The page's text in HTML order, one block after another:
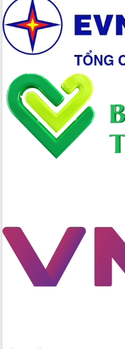
Tập huấn nâng cao năng lực triển khai
chuyển đổi số cho cán bộ, công chức
cấp xã
Đắk Lắk phát động hưởng ứng Ngày
Quyền của người tiêu dùng Việt Nam
2026
Đẩy mạnh cải cách hành chính, quyết
tâm đạt được mục tiêu tăng trưởng
hai con số trong năm 2026
Tổ chức trang trọng Lễ hội Đền thờ
Lương Văn Chánh năm 2026
Phó Bí thư Tỉnh ủy Đắk Lắk Đỗ Hữu
không gian tri thức trong thời đại số
Đánh giá, rút kinh nghiệm công tác tổ
chức diễn tập trước ngày bầu cử
Chương trình “Gặp gỡ hữu nghị –
Friendship Meeting New Year 2026”